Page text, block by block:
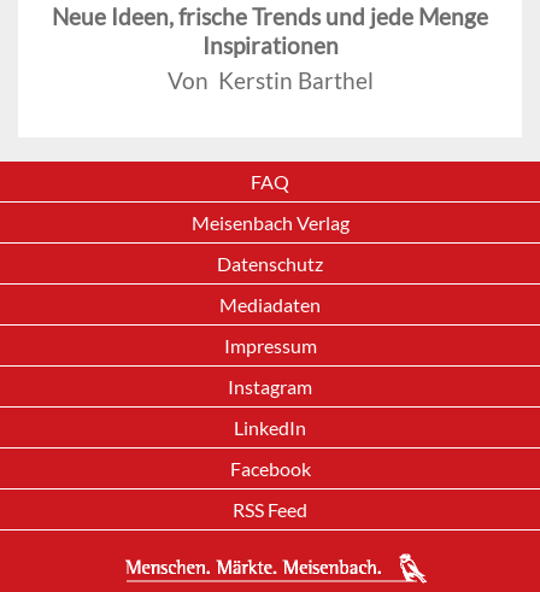
Neue Ideen, frische Trends und jede Menge
Inspirationen
Von Kerstin Barthel
FAQ
Meisenbach Verlag
Datenschutz
Mediadaten
Impressum
Instagram
LinkedIn
Facebook
RSS Feed